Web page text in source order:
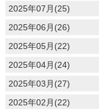
2025年07月(25)
2025年06月(26)
2025年05月(22)
2025年04月(24)
2025年03月(27)
2025年02月(22)